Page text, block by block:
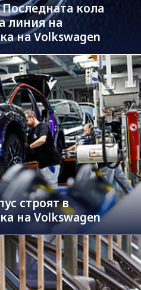
кола
линия на
на Volkswagen
строят в
на Volkswagen